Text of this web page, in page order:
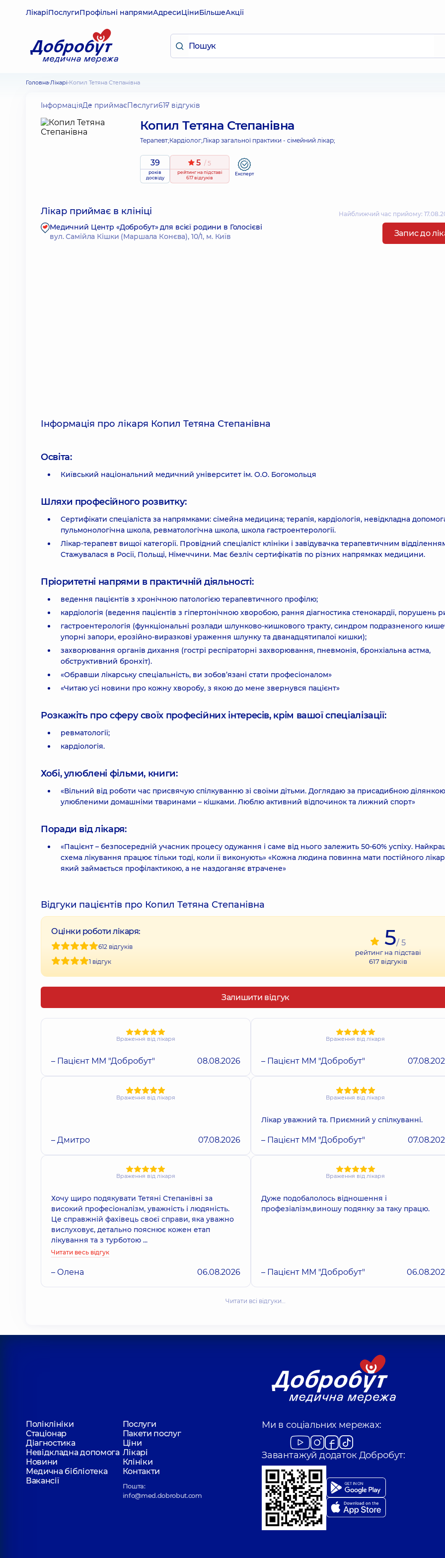
ЛікаріПослугиПрофільні напрямиАдресиЦіниБільшеАкції
Головна Лікарі Копил Тетяна Степанівна
ІнформаціяДе приймаєПослуги617 відгуків
Копил Тетяна Степанівна
Терапевт;Кардіолог;Лікар загальної практики - сімейний лікар;
39
років
досвіду
5 / 5
рейтингна підставі
617 відгуків
Експерт
Лікар приймає в клініці Найближчий час прийому:
Медичний Центр «Добробут» для всієї родини в Голосієві
вул. Самійла Кішки (Маршала Конєва), 10/1, м. Київ
Запис до
Інформація про лікаря Копил Тетяна Степанівна
Освіта:
Київський національний медичний університет ім. О.О. Богомольця
Шляхи професійного розвитку:
Сертифікати спеціаліста за напрямками: сімейна медицина; терапія, кардіологія, невідкладна
пульмонологічна школа, ревматологічна школа, школа гастроентерології.
Лікар-терапевт вищої категорії. Провідний спеціаліст клініки і завідувачка терапевтичним
Стажувалася в Росії, Польщі, Німеччини. Має безліч сертифікатів по різних напрямках медицини.
Пріоритетні напрями в практичній діяльності:
ведення пацієнтів з хронічною патологією терапевтичного профілю;
кардіологія (ведення пацієнтів з гіпертонічною хворобою, рання діагностика стенокардії, порушень
гастроентерологія (функціональні розлади шлунково-кишкового тракту, синдром подразненого
упорні запори, ерозійно-виразкові ураження шлунку та дванадцятипалої кишки);
захворювання органів дихання (гострі респіраторні захворювання, пневмонія, бронхіальна астма,
обструктивний бронхіт).
«Обравши лікарську спеціальність, ви зобов’язані стати професіоналом»
«Читаю усі новини про кожну хворобу, з якою до мене звернувся пацієнт»
Розкажіть про сферу своїх професійних інтересів, крім вашої спеціалізації:
ревматології;
кардіологія.
Хобі, улюблені фільми, книги:
«Вільний від роботи час присвячую спілкуванню зі своїми дітьми. Доглядаю за присадибною
улюбленими домашніми тваринами – кішками. Люблю активний відпочинок та лижний спорт»
Поради від лікаря:
«Пацієнт – безпосередній учасник процесу одужання і саме від нього залежить 50-60% успіху.
схема лікування працює тільки тоді, коли її виконують» «Кожна людина повинна мати постійного
який займається профілактикою, а не наздоганяє втрачене»
Відгуки пацієнтів про Копил Тетяна Степанівна
Оцінки роботи лікаря:
612 відгуків
1 відгук
5/ 5
рейтинг на підставі
617 відгуків
Залишити відгук
Враження від лікаря
– Пацієнт ММ "Добробут" 08.08.2026
Враження від лікаря
– Пацієнт ММ "Добробут"
Враження від лікаря
– Дмитро 07.08.2026
Враження від лікаря
Лікар уважний та. Приємний у спілкуванні.
– Пацієнт ММ "Добробут"
Враження від лікаря
Хочу щиро подякувати Тетяні Степанівні за
високий професіоналізм, уважність і людяність.
Це справжній фахівець своєї справи, яка уважно
вислуховує, детально пояснює кожен етап
лікування та з турботою ...
Читати весь відгук
– Олена 06.08.2026
Враження від лікаря
Дуже подобалолось відношення і
профезіалізм,виношу подянку за таку працю.
– Пацієнт ММ "Добробут"
Читати всі відгуки…
Поліклініки
Послуги
Стаціонар
Пакети послуг
Діагностика
Ціни
Невідкладна допомога Лікарі
Новини
Клініки
Медична бібліотека
Контакти
Вакансії
Пошта:
info@med.dobrobut.com
Ми в соціальних мережах:
Завантажуй додаток Добробут: